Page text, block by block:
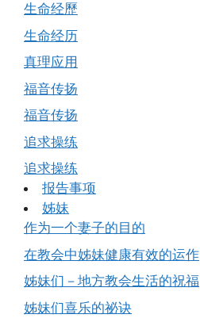
生命经歷
生命经历
真理应用
福音传扬
福音传扬
追求操练
追求操练
报告事项
姊妹
作为一个妻子的目的
在教会中姊妹健康有效的运作
姊妹们－地方教会生活的祝福
姊妹们喜乐的祕诀